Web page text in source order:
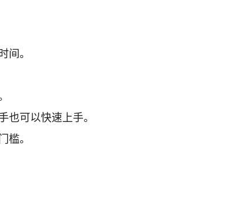
间。
也可以快速上手。
槛。